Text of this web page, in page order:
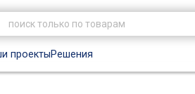
проектыРешения